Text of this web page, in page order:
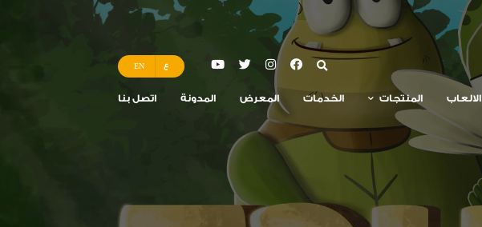
ع EN
الالعاب المنتجات الخدمات المعرض المدونة اتصل بنا